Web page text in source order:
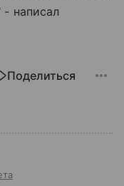
- написал
Поделиться